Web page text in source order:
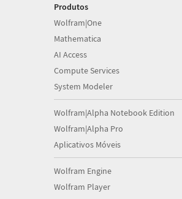
Produtos
Wolfram|One
Mathematica
AI Access
Compute Services
System Modeler
Wolfram|Alpha Notebook Edition
Wolfram|Alpha Pro
Aplicativos Móveis
Wolfram Engine
Wolfram Player